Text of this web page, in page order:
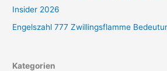
Insider 2026
Engelszahl 777 Zwillingsflamme
Kategorien